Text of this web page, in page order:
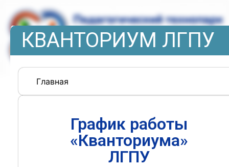
КВАНТОРИУМ ЛГПУ
Главная
График работы
«Кванториума»
ЛГПУ